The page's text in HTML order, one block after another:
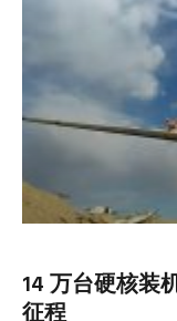
14 万台硬核装